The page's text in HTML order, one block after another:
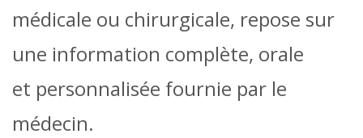
médicale ou chirurgicale, repose sur
une information complète, orale
et personnalisée fournie par le
médecin.